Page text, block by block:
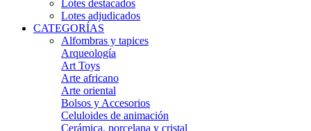
Lotes destacados
Lotes adjudicados
CATEGORÍAS
Alfombras y tapices
Arqueología
Art Toys
Arte africano
Arte oriental
Bolsos y Accesorios
Celuloides de animación
Cerámica, porcelana y cristal